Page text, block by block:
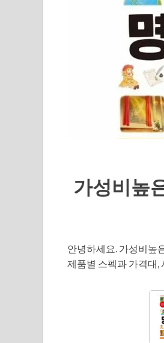
가성비높
안녕하세요. 가성비높
제품별 스펙과 가격대,